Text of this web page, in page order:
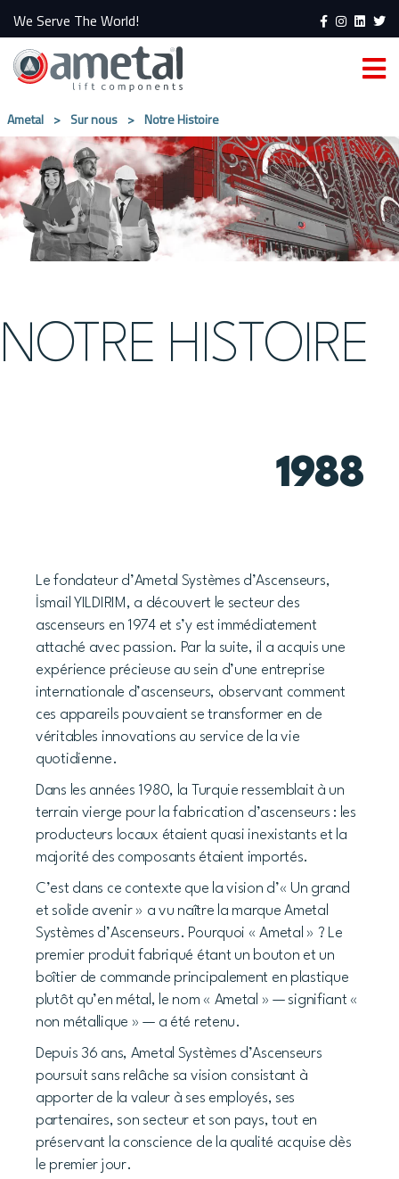
We Serve The World!
Ametal > Sur nous > Notre Histoire
NOTRE HISTOIRE
1988
Le fondateur d’Ametal Systèmes d’Ascenseurs,
İsmail YILDIRIM, a découvert le secteur des
ascenseurs en 1974 et s’y est immédiatement
attaché avec passion. Par la suite, il a acquis une
expérience précieuse au sein d’une entreprise
internationale d’ascenseurs, observant comment
ces appareils pouvaient se transformer en de
véritables innovations au service de la vie
quotidienne.
Dans les années 1980, la Turquie ressemblait à un
terrain vierge pour la fabrication d’ascenseurs : les
producteurs locaux étaient quasi inexistants et la
majorité des composants étaient importés.
C’est dans ce contexte que la vision d’« Un grand
et solide avenir » a vu naître la marque Ametal
Systèmes d’Ascenseurs. Pourquoi « Ametal » ? Le
premier produit fabriqué étant un bouton et un
boîtier de commande principalement en plastique
plutôt qu’en métal, le nom « Ametal » — signifiant «
non métallique » — a été retenu.
Depuis 36 ans, Ametal Systèmes d’Ascenseurs
poursuit sans relâche sa vision consistant à
apporter de la valeur à ses employés, ses
partenaires, son secteur et son pays, tout en
préservant la conscience de la qualité acquise dès
le premier jour.